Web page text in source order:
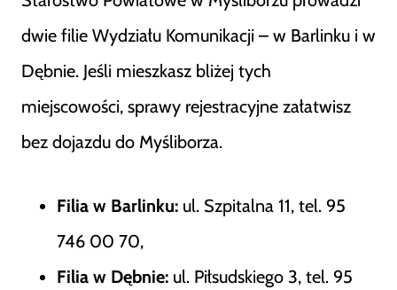
dwie filie Wydziału Komunikacji – w Barlinku i w
Dębnie. Jeśli mieszkasz bliżej tych
miejscowości, sprawy rejestracyjne załatwisz
bez dojazdu do Myśliborza.
Filia w Barlinku: ul. Szpitalna 11, tel. 95
746 00 70,
Filia w Dębnie: ul. Piłsudskiego 3, tel. 95